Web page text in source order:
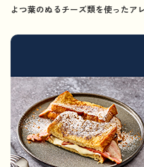
よつ葉のぬるチーズ類を使ったア